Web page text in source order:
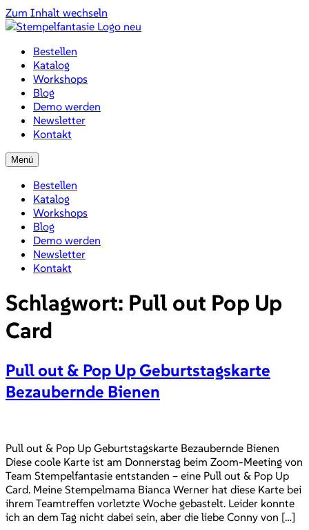
Zum Inhalt wechseln
Bestellen
Katalog
Workshops
Blog
Demo werden
Newsletter
Kontakt
Menü
Bestellen
Katalog
Workshops
Blog
Demo werden
Newsletter
Kontakt
Schlagwort: Pull out Pop Up
Card
Pull out & Pop Up Geburtstagskarte
Bezaubernde Bienen
Pull out & Pop Up Geburtstagskarte Bezaubernde Bienen
Diese coole Karte ist am Donnerstag beim Zoom-Meeting von
Team Stempelfantasie entstanden – eine Pull out & Pop Up
Card. Meine Stempelmama Bianca Werner hat diese Karte bei
ihrem Teamtreffen vorletzte Woche gebastelt. Leider konnte
ich an dem Tag nicht dabei sein, aber die liebe Conny von […]